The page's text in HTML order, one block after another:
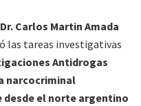
Carlos Martin Amada
las tareas investigativas
Antidrogas
narcocriminal
el norte argentino